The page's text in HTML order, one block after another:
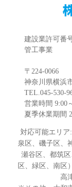
建設業許可番
管工事業
〒224-0066
神奈川県横浜
TEL.045-530-
営業時間 9:00
夏季休業期間
対応可能エリア
泉区、磯子区、
瀬谷区、都筑
区、緑区、南区
高